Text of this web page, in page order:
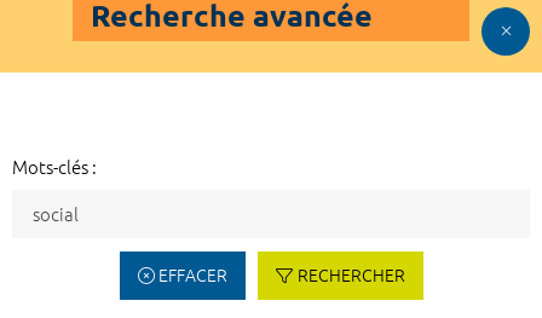
Recherche avancée
Mots-clés :
EFFACER RECHERCHER